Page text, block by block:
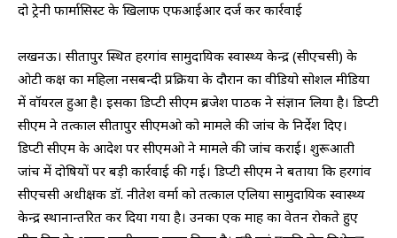
दो ट्रेनी फार्मासिस्ट के खिलाफ एफआईआर दर्ज कर कार्रवाई
लखनऊ। सीतापुर स्थित हरगांव सामुदायिक स्वास्थ्य केन्द्र (सीएचसी) के
ओटी कक्ष का महिला नसबन्दी प्रक्रिया के दौरान का वीडियो सोशल मीडिया
में वॉयरल हुआ है। इसका डिप्टी सीएम ब्रजेश पाठक ने संज्ञान लिया है। डिप्टी
सीएम ने तत्काल सीतापुर सीएमओ को मामले की जांच के निर्देश दिए।
डिप्टी सीएम के आदेश पर सीएमओ ने मामले की जांच कराई। शुरूआती
जांच में दोषियों पर बड़ी कार्रवाई की गई। डिप्टी सीएम ने बताया कि हरगांव
सीएचसी अधीक्षक डॉ. नीतेश वर्मा को तत्काल एलिया सामुदायिक स्वास्थ्य
केन्द्र स्थानान्तरित कर दिया गया है। उनका एक माह का वेतन रोकते हुए